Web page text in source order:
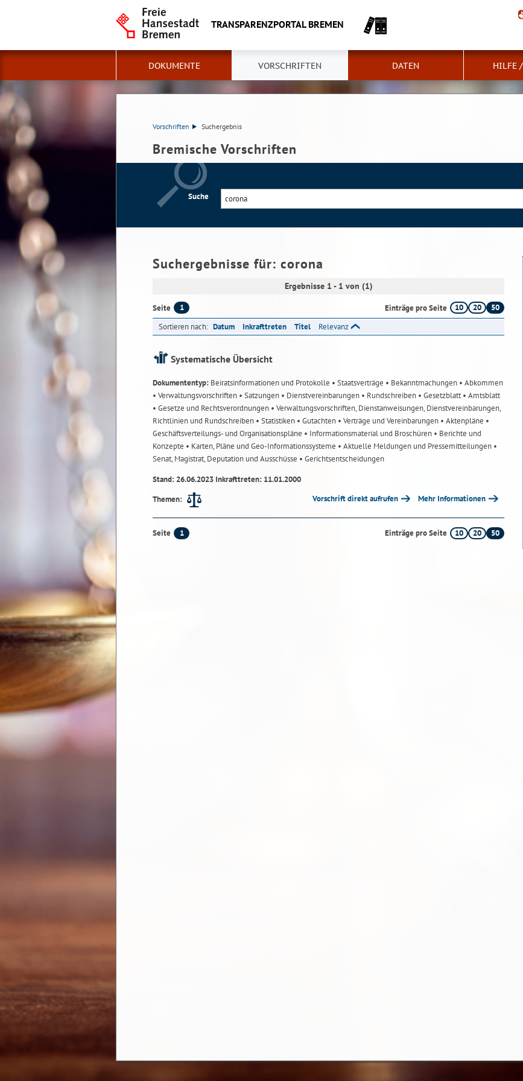
TRANSPARENZPORTAL BREMEN
DOKUMENTE VORSCHRIFTEN DATEN HILFE
Vorschriften Suchergebnis
Bremische Vorschriften
Suche
Suchergebnisse für: corona
Ergebnisse 1 - 1 von (1)
Seite 1 Einträge pro Seite 10 20
50
Sortieren nach: Datum Inkrafttreten Titel Relevanz
Systematische Übersicht
Dokumententyp: Beiratsinformationen und Protokolle • Staatsverträge • Bekanntmachungen • Abkommen
• Verwaltungsvorschriften • Satzungen • Dienstvereinbarungen • Rundschreiben • Gesetzblatt• Amtsblatt
• Gesetze und Rechtsverordnungen • Verwaltungsvorschriften, Dienstanweisungen, Dienstvereinbarungen,
Richtlinien und Rundschreiben • Statistiken • Gutachten • Verträge und Vereinbarungen • Aktenpläne •
Geschäftsverteilungs- und Organisationspläne • Informationsmaterial und Broschüren • Berichte und
Konzepte • Karten, Pläne und Geo-Informationssysteme • Aktuelle Meldungen und Pressemitteilungen •
Senat, Magistrat, Deputation und Ausschüsse • Gerichtsentscheidungen
Stand: 26.06.2023 Inkrafttreten: 11.01.2000
Themen:
Vorschrift direkt aufrufen Mehr Informationen
Seite 1 Einträge pro Seite 10 20 50